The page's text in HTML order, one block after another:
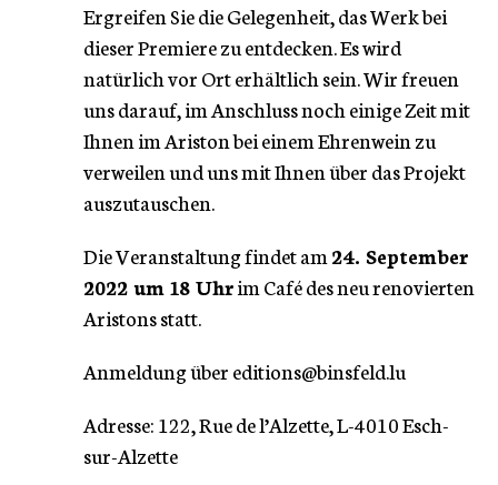
Ergreifen Sie die Gelegenheit, das Werk bei
dieser Premiere zu entdecken. Es wird
natürlich vor Ort erhältlich sein. Wir freuen
uns darauf, im Anschluss noch einige Zeit mit
Ihnen im Ariston bei einem Ehrenwein zu
verweilen und uns mit Ihnen über das Projekt
auszutauschen.
Die Veranstaltung findet am24. September
2022 um 18 Uhrim Café des neu renovierten
Aristons statt.
Anmeldung über editions@binsfeld.lu
Adresse: 122, Rue de l’Alzette, L-4010 Esch-
sur-Alzette